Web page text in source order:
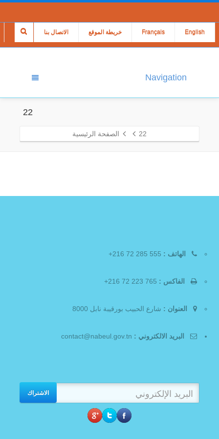
الاتصال بنا خريطة الموقع Français English
Navigation
22
22 الصفحة الرئيسية
الهاتف :
الفاكس :
العنوان : شارع الحبيب بورقيبة نابل 8000
البريد الالكتروني :
الاشتراك